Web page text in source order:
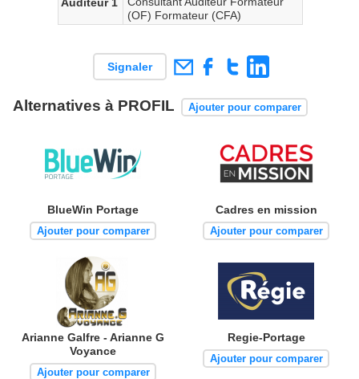
(OF) Formateur (CFA)
Signaler
Alternatives à PROFIL Ajouter pour comparer
BlueWin Portage
Ajouter pour comparer
Cadres en mission
Ajouter pour comparer
Arianne Galfre - Arianne G
Voyance
Ajouter pour comparer
Regie-Portage
Ajouter pour comparer